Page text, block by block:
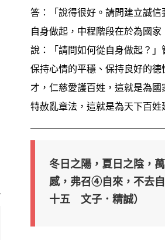
答：「說得很好。請問建立誠
自身做起，中程階段在於為國
說：「請問如何從自身做起？
保持心情的平穩、保持良好的
才，仁慈愛護百姓，這就是為
特赦亂章法，這就是為天下百姓
冬日之陽，夏日之陰
感，弗召④自來，不去
十五 文子．精誠）